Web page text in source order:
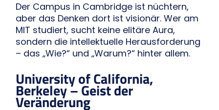
Der Campus in Cambridge ist nüchtern,
aber das Denken dort ist visionär. Wer am
MIT studiert, sucht keine elitäre Aura,
sondern die intellektuelle Herausforderung
– das „Wie?“ und „Warum?“ hinter allem.
University of California,
Berkeley – Geist der
Veränderung